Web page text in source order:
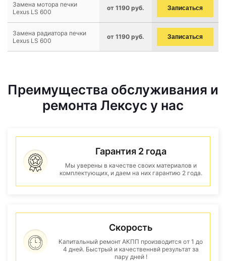
Замена мотора печки
Lexus LS 600
от 1190 руб. Записаться
Замена радиатора печки
Lexus LS 600
от 1190 руб. Записаться
Преимущества обслуживания и
ремонта Лексус у нас
Гарантия 2 года
Мы уверены в качестве своих материалов и
комплектующих, и даем на них гарантию 2 года.
Скорость
Капитальный ремонт АКПП производится от 1 до
4 дней. Быстрый и качественнвй результат за
пару дней !